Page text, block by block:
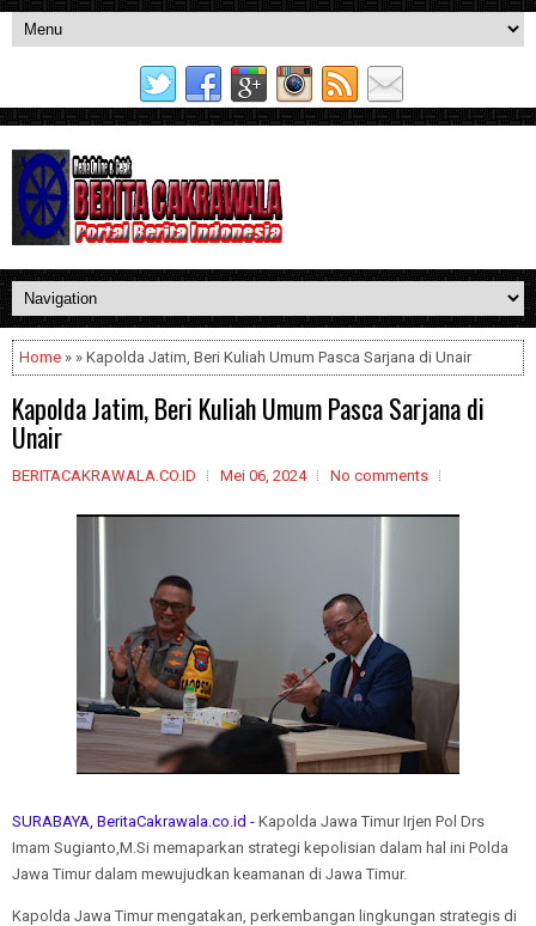
Home » » Kapolda Jatim, Beri Kuliah Umum Pasca Sarjana di Unair
Kapolda Jatim, Beri Kuliah Umum Pasca Sarjana di
Unair
BERITACAKRAWALA.CO.ID Mei 06, 2024 No comments
SURABAYA, BeritaCakrawala.co.id - Kapolda Jawa Timur Irjen Pol Drs
Imam Sugianto,M.Si memaparkan strategi kepolisian dalam hal ini Polda
Jawa Timur dalam mewujudkan keamanan di Jawa Timur.
Kapolda Jawa Timur mengatakan, perkembangan lingkungan strategis di